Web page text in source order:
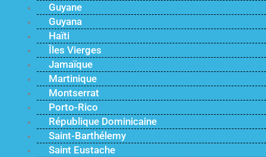
Guyane
Guyana
Haïti
Îles Vierges
Jamaïque
Martinique
Montserrat
Porto-Rico
République Dominicaine
Saint-Barthélemy
Saint Eustache